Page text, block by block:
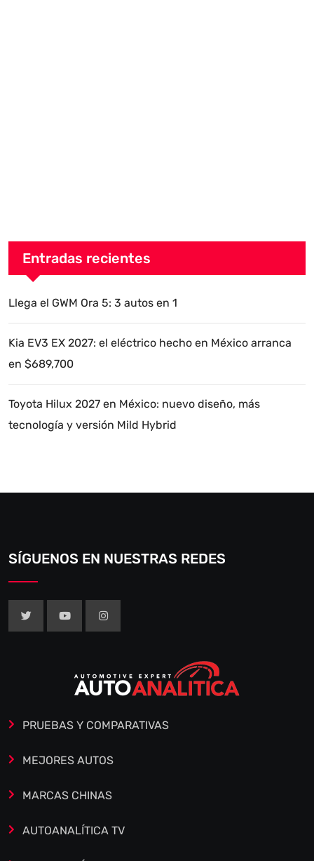
Entradas recientes
Llega el GWM Ora 5: 3 autos en 1
Kia EV3 EX 2027: el eléctrico hecho en México arranca
en $689,700
Toyota Hilux 2027 en México: nuevo diseño, más
tecnología y versión Mild Hybrid
SÍGUENOS EN NUESTRAS REDES
PRUEBAS Y COMPARATIVAS
MEJORES AUTOS
MARCAS CHINAS
AUTOANALÍTICA TV